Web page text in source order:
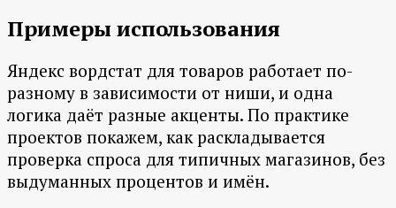
Примеры использования
Яндекс вордстат для товаров работает по-
разному в зависимости от ниши, и одна
логика даёт разные акценты. По практике
проектов покажем, как раскладывается
проверка спроса для типичных магазинов, без
выдуманных процентов и имён.